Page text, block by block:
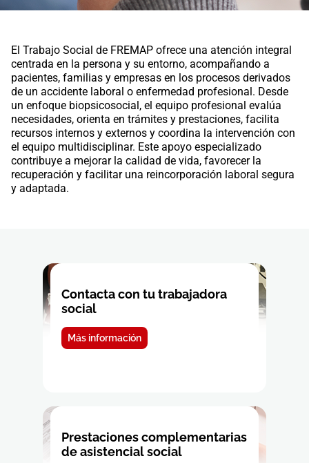
El Trabajo Social de FREMAP ofrece una atención integral
centrada en la persona y su entorno, acompañando a
pacientes, familias y empresas en los procesos derivados
de un accidente laboral o enfermedad profesional. Desde
un enfoque biopsicosocial, el equipo profesional evalúa
necesidades, orienta en trámites y prestaciones, facilita
recursos internos y externos y coordina la intervención con
el equipo multidisciplinar. Este apoyo especializado
contribuye a mejorar la calidad de vida, favorecer la
recuperación y facilitar una reincorporación laboral segura
y adaptada.
Contacta con tu trabajadora
social
Más información
Prestaciones complementarias
de asistencial social